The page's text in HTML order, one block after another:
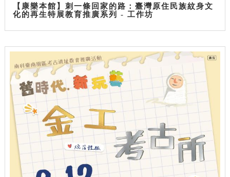
【康樂本館】刺一條回家的路：臺灣原住民族紋身文
化的再生特展教育推廣系列 - 工作坊